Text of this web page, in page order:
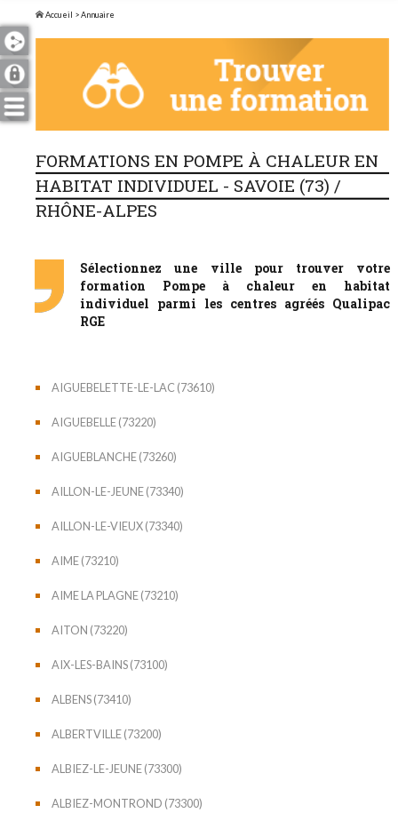
Accueil > Annuaire
FORMATIONS EN POMPE À CHALEUR EN
HABITAT INDIVIDUEL - SAVOIE (73) /
RHÔNE-ALPES
Sélectionnez une ville pour trouver votre
formation Pompe à chaleur en habitat
individuel parmi les centres agréés Qualipac
RGE
AIGUEBELETTE-LE-LAC (73610)
AIGUEBELLE (73220)
AIGUEBLANCHE (73260)
AILLON-LE-JEUNE (73340)
AILLON-LE-VIEUX (73340)
AIME (73210)
AIME LA PLAGNE (73210)
AITON (73220)
AIX-LES-BAINS (73100)
ALBENS (73410)
ALBERTVILLE (73200)
ALBIEZ-LE-JEUNE (73300)
ALBIEZ-MONTROND (73300)